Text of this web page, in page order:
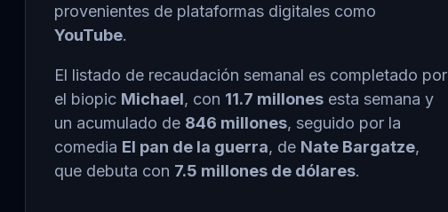
provenientes de plataformas digitales como
YouTube.
El listado de recaudación semanal es completado por
el biopic Michael, con 11.7 millones esta semana y
un acumulado de 846 millones, seguido por la
comedia El pan de la guerra, de Nate Bargatze,
que debuta con 7.5 millones de dólares.